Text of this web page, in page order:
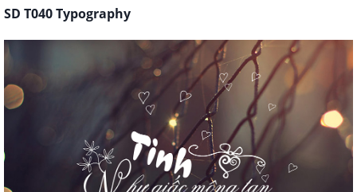
SD T040 Typography